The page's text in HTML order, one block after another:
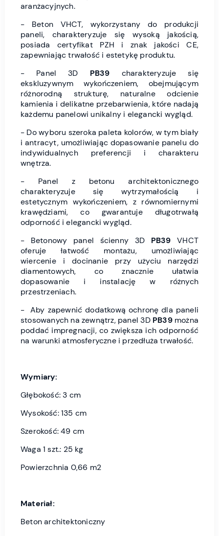
aranżacyjnych.
- Beton VHCT, wykorzystany do produkcji
paneli, charakteryzuje się wysoką jakością,
posiada certyfikat PZH i znak jakości CE,
zapewniając trwałość i estetykę produktu.
- Panel 3D PB39 charakteryzuje się
ekskluzywnym wykończeniem, obejmującym
różnorodną strukturę, naturalne odcienie
kamienia i delikatne przebarwienia, które nadają
każdemu panelowi unikalny i elegancki wygląd.
- Do wyboru szeroka paleta kolorów, w tym biały
i antracyt, umożliwiając dopasowanie panelu do
indywidualnych preferencji i charakteru
wnętrza.
- Panel z betonu architektonicznego
charakteryzuje się wytrzymałością i
estetycznym wykończeniem, z równomiernymi
krawędziami, co gwarantuje długotrwałą
odporność i elegancki wygląd.
- Betonowy panel ścienny 3D PB39 VHCT
oferuje łatwość montażu, umożliwiając
wiercenie i docinanie przy użyciu narzędzi
diamentowych, co znacznie ułatwia
dopasowanie i instalację w różnych
przestrzeniach.
- Aby zapewnić dodatkową ochronę dla paneli
stosowanych na zewnątrz, panel 3D PB39można
poddać impregnacji, co zwiększa ich odporność
na warunki atmosferyczne i przedłuża trwałość.
Wymiary:
Głębokość: 3 cm
Wysokość: 135 cm
Szerokość: 49 cm
Waga 1 szt.: 25 kg
Powierzchnia 0,66 m2
Materiał:
Beton architektoniczny